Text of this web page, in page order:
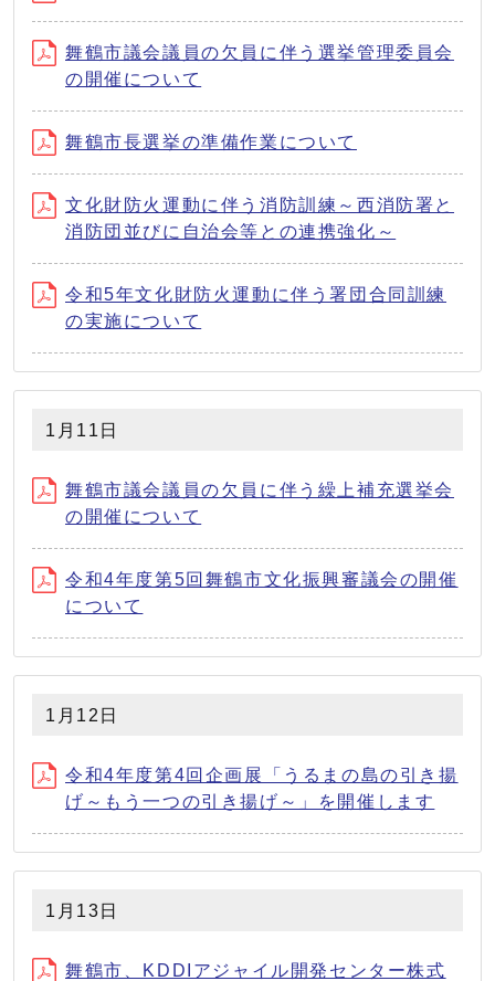
舞鶴市議会議員の欠員に伴う選挙管理委員会
の開催について
舞鶴市長選挙の準備作業について
文化財防火運動に伴う消防訓練～西消防署と
消防団並びに自治会等との連携強化～
令和5年文化財防火運動に伴う署団合同訓練
の実施について
1月11日
舞鶴市議会議員の欠員に伴う繰上補充選挙会
の開催について
令和4年度第5回舞鶴市文化振興審議会の開催
について
1月12日
令和4年度第4回企画展「うるまの島の引き揚
げ～もう一つの引き揚げ～」を開催します
1月13日
舞鶴市、KDDIアジャイル開発センター株式